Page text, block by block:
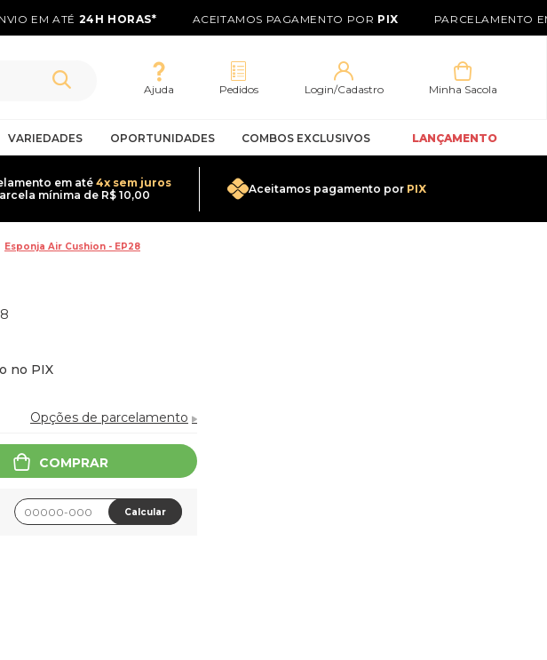
EM ATÉ24H HORAS* ACEITAMOS PAGAMENTO PORPIX PARCELAMENTO
Ajuda Pedidos Login/Cadastro Minha Sacola
VARIEDADES OPORTUNIDADES COMBOS EXCLUSIVOS LANÇAMENTO
em até 4x sem juros
mínima de R$ 10,00
Aceitamos pagamento porPIX
Esponja Air Cushion - EP28
Opções de parcelamento
COMPRAR
Calcular